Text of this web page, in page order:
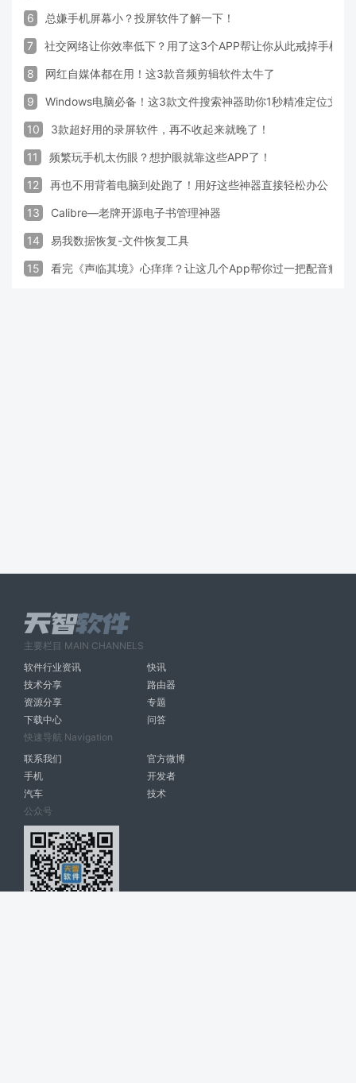
6 总嫌手机屏幕小？投屏软件了解一下！
7 社交网络让你效率低下？用了这3个APP帮让你从此戒掉手机！
8 网红自媒体都在用！这3款音频剪辑软件太牛了
9 Windows电脑必备！这3款文件搜索神器助你1秒精准定位文件
10 3款超好用的录屏软件，再不收起来就晚了！
11 频繁玩手机太伤眼？想护眼就靠这些APP了！
12 再也不用背着电脑到处跑了！用好这些神器直接轻松办公
13 Calibre—老牌开源电子书管理神器
14 易我数据恢复-文件恢复工具
15 看完《声临其境》心痒痒？让这几个App帮你过一把配音瘾
主要栏目 MAIN CHANNELS
软件行业资讯
快讯
技术分享
路由器
资源分享
专题
下载中心
问答
快速导航 Navigation
联系我们
官方微博
手机
开发者
汽车
技术
公众号